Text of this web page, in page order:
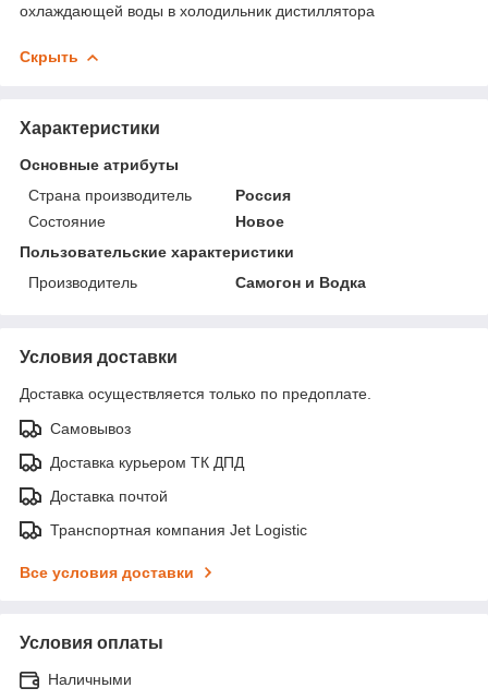
охлаждающей воды в холодильник дистиллятора
Скрыть
Характеристики
Основные атрибуты
Страна производитель
Россия
Состояние
Новое
Пользовательские характеристики
Производитель
Самогон и Водка
Условия доставки
Доставка осуществляется только по предоплате.
Самовывоз
Доставка курьером ТК ДПД
Доставка почтой
Транспортная компания Jet Logistic
Все условия доставки
Условия оплаты
Наличными